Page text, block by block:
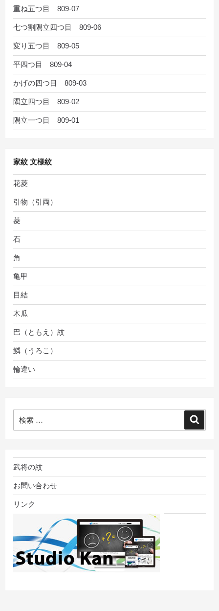
重ね五つ目 809-07
七つ割隅立四つ目 809-06
変り五つ目 809-05
平四つ目 809-04
かげの四つ目 809-03
隅立四つ目 809-02
隅立一つ目 809-01
家紋 文様紋
花菱
引物（引両）
菱
石
角
亀甲
目結
木瓜
巴（ともえ）紋
鱗（うろこ）
輪違い
索:
索
武将の紋
お問い合わせ
リンク